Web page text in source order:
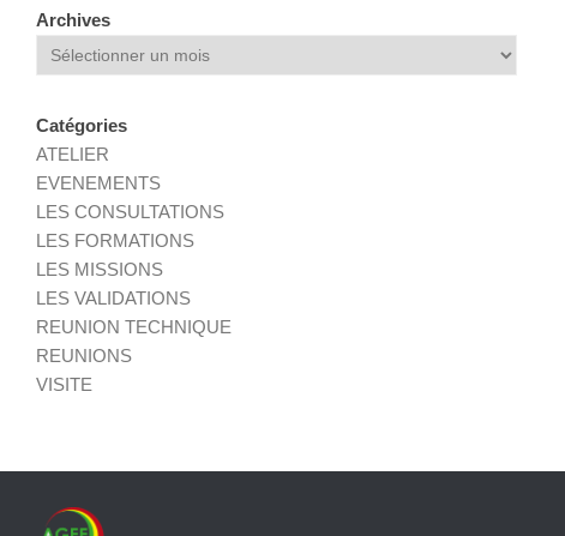
Archives
Archives
Catégories
ATELIER
EVENEMENTS
LES CONSULTATIONS
LES FORMATIONS
LES MISSIONS
LES VALIDATIONS
REUNION TECHNIQUE
REUNIONS
VISITE